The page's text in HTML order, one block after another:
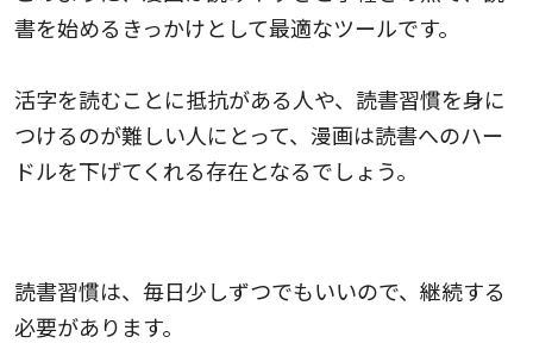
書を始めるきっかけとして最適なツールです。
活字を読むことに抵抗がある人や、読書習慣を身に
つけるのが難しい人にとって、漫画は読書へのハー
ドルを下げてくれる存在となるでしょう。
読書習慣は、毎日少しずつでもいいので、継続する
必要があります。